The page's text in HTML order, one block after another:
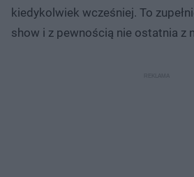
kiedykolwiek wcześniej. To
show i z pewnością nie ostatnia z